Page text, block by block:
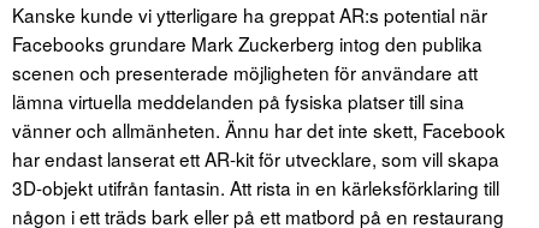
Kanske kunde vi ytterligare ha greppat AR:s potential när
Facebooks grundare Mark Zuckerberg intog den publika
scenen och presenterade möjligheten för användare att
lämna virtuella meddelanden på fysiska platser till sina
vänner och allmänheten. Ännu har det inte skett, Facebook
har endast lanserat ett AR-kit för utvecklare, som vill skapa
3D-objekt utifrån fantasin. Att rista in en kärleksförklaring till
någon i ett träds bark eller på ett matbord på en restaurang